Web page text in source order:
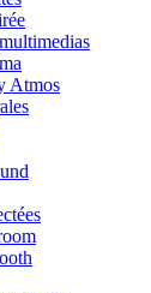
Atmos